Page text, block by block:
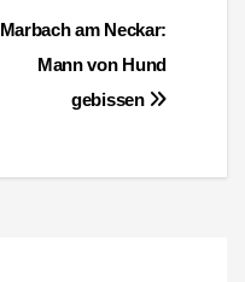
Marbach am Neckar:
Mann von Hund
gebissen